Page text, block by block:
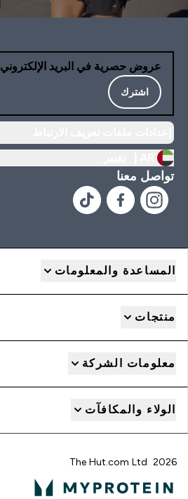
عروض حصرية في البريد الإلكتروني
اشترك
تواصل معنا
المساعدة والمعلومات
منتجات
معلومات الشركة
الولاء والمكافآت
2026 The Hut.com Ltd